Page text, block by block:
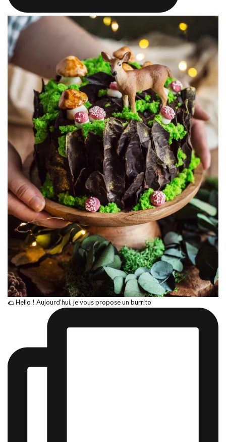
🌮 Hello ! Aujourd’hui, je vous propose un burrito